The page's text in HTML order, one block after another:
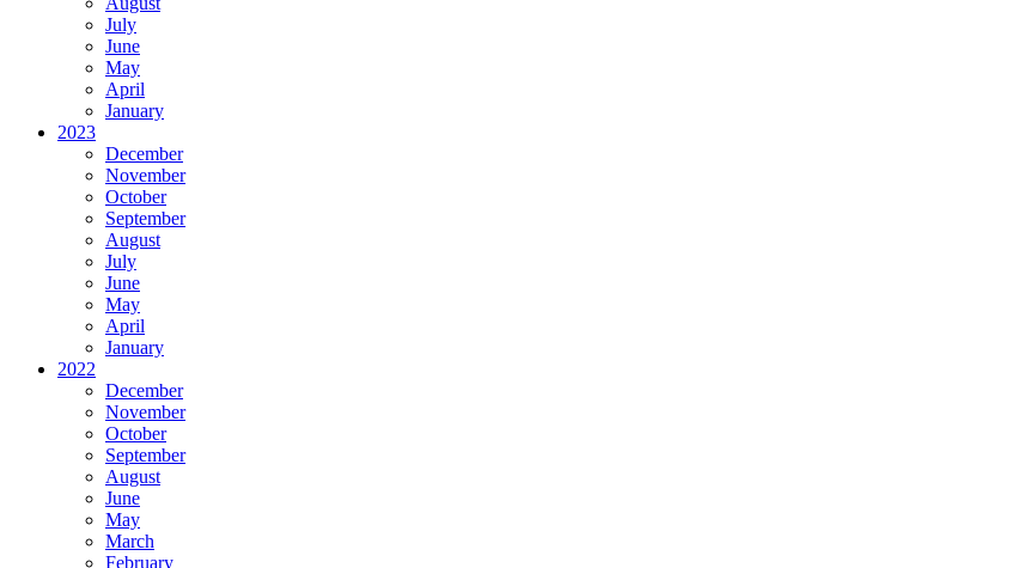
July
June
May
April
January
2023
December
November
October
September
August
July
June
May
April
January
2022
December
November
October
September
August
June
May
March
February